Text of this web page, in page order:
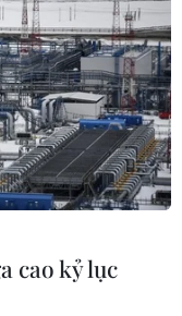
cao kỷ lục